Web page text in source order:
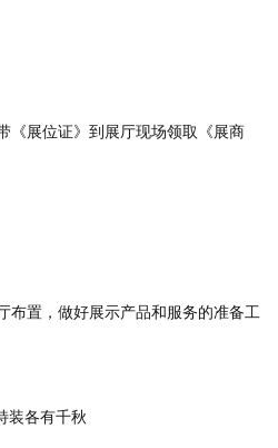
《展位证》到展厅现场领取《展商
布置，做好展示产品和服务的准备工
装各有千秋